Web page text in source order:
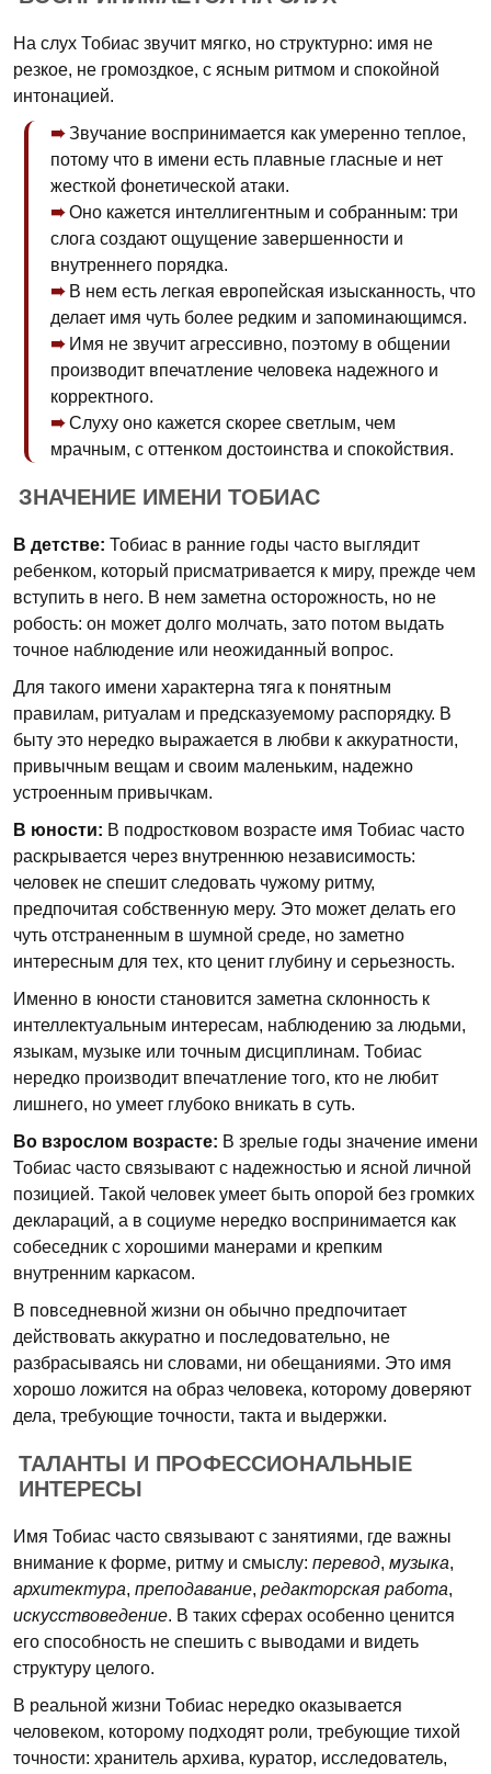
На слух Тобиас звучит мягко, но структурно: имя не
резкое, не громоздкое, с ясным ритмом и спокойной
интонацией.
Звучание воспринимается как умеренно теплое,
потому что в имени есть плавные гласные и нет
жесткой фонетической атаки.
Оно кажется интеллигентным и собранным: три
слога создают ощущение завершенности и
внутреннего порядка.
В нем есть легкая европейская изысканность, что
делает имя чуть более редким и запоминающимся.
Имя не звучит агрессивно, поэтому в общении
производит впечатление человека надежного и
корректного.
Слуху оно кажется скорее светлым, чем
мрачным, с оттенком достоинства и спокойствия.
ЗНАЧЕНИЕ ИМЕНИ ТОБИАС
В детстве: Тобиас в ранние годы часто выглядит
ребенком, который присматривается к миру, прежде чем
вступить в него. В нем заметна осторожность, но не
робость: он может долго молчать, зато потом выдать
точное наблюдение или неожиданный вопрос.
Для такого имени характерна тяга к понятным
правилам, ритуалам и предсказуемому распорядку. В
быту это нередко выражается в любви к аккуратности,
привычным вещам и своим маленьким, надежно
устроенным привычкам.
В юности: В подростковом возрасте имя Тобиас часто
раскрывается через внутреннюю независимость:
человек не спешит следовать чужому ритму,
предпочитая собственную меру. Это может делать его
чуть отстраненным в шумной среде, но заметно
интересным для тех, кто ценит глубину и серьезность.
Именно в юности становится заметна склонность к
интеллектуальным интересам, наблюдению за людьми,
языкам, музыке или точным дисциплинам. Тобиас
нередко производит впечатление того, кто не любит
лишнего, но умеет глубоко вникать в суть.
Во взрослом возрасте: В зрелые годы значение имени
Тобиас часто связывают с надежностью и ясной личной
позицией. Такой человек умеет быть опорой без громких
деклараций, а в социуме нередко воспринимается как
собеседник с хорошими манерами и крепким
внутренним каркасом.
В повседневной жизни он обычно предпочитает
действовать аккуратно и последовательно, не
разбрасываясь ни словами, ни обещаниями. Это имя
хорошо ложится на образ человека, которому доверяют
дела, требующие точности, такта и выдержки.
ТАЛАНТЫ И ПРОФЕССИОНАЛЬНЫЕ
ИНТЕРЕСЫ
Имя Тобиас часто связывают с занятиями, где важны
внимание к форме, ритму и смыслу: перевод, музыка,
архитектура, преподавание, редакторская работа,
искусствоведение. В таких сферах особенно ценится
его способность не спешить с выводами и видеть
структуру целого.
В реальной жизни Тобиас нередко оказывается
человеком, которому подходят роли, требующие тихой
точности: хранитель архива, куратор, исследователь,